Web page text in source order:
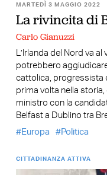
MARTEDÌ 3 MAGGIO 2022
La rivincita di
Carlo Gianuzzi
L’Irlanda del Nord va
potrebbero aggiudicare
cattolica, progressista
prima volta nella
ministro con la
Belfast a Dublino tra
Europa
Politica
CITTADINANZA ATTIVA